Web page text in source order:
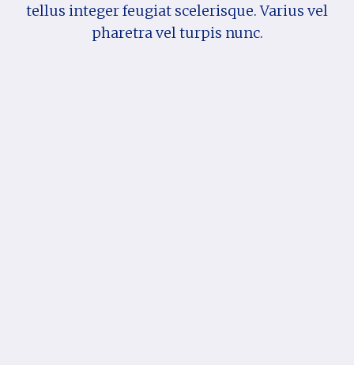
tellus integer feugiat scelerisque. Varius vel
pharetra vel turpis nunc.